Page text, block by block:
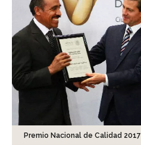
Premio Nacional de Calidad 2017